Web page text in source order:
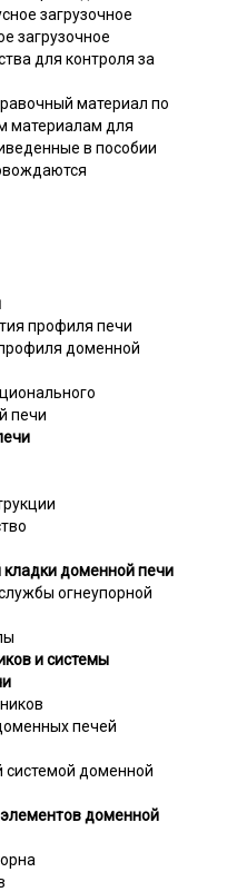
загрузочное
загрузочное
для контроля за
материал по
материалам для
в пособии
профиля печи
доменной
печи
кладки доменной печи
огнеупорной
и системы
печей
системой доменной
доменной